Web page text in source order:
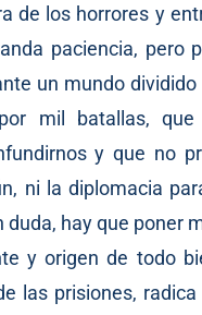
de los horrores y
paciencia, pero
un mundo
mil batallas,
y que no
ni la diplomacia
duda, hay que poner
y origen de todo
las prisiones,